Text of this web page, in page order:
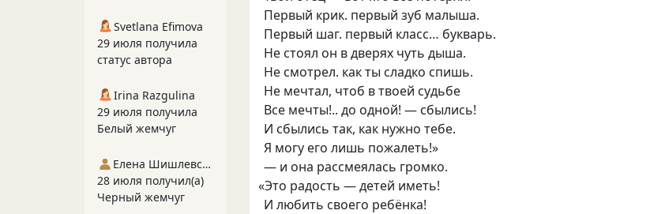
Первый крик. первый зуб малыша.
Первый шаг. первый класс… букварь.
Не стоял он в дверях чуть дыша.
Не смотрел. как ты сладко спишь.
Не мечтал, чтоб в твоей судьбе
Все мечты!.. до одной! — сбылись!
И сбылись так, как нужно тебе.
Я могу его лишь пожалеть!»
— и она рассмеялась громко.
«Это радость — детей иметь!
И любить своего ребёнка!
Svetlana Efimova
29 июля получила
статус автора
Irina Razgulina
29 июля получила
Белый жемчуг
Елена Шишлевская
28 июля получил(а)
Черный жемчуг